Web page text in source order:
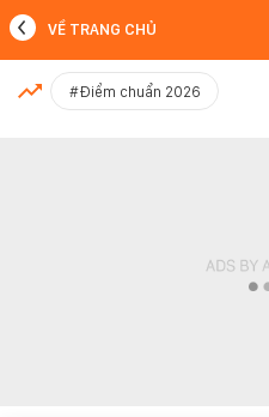
MỚI NHẤT
VỀ TRANG CHỦ
#Điểm chuẩn 2026